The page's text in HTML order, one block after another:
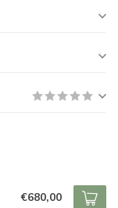
€680,00